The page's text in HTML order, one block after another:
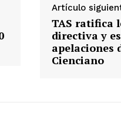
Artículo
TAS ratifica
directiva y
apelaciones
Cienciano